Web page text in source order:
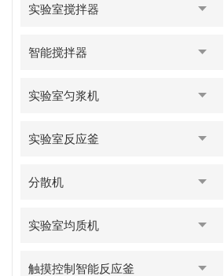
实验室搅拌器
智能搅拌器
实验室匀浆机
实验室反应釜
分散机
实验室均质机
触摸控制智能反应釜